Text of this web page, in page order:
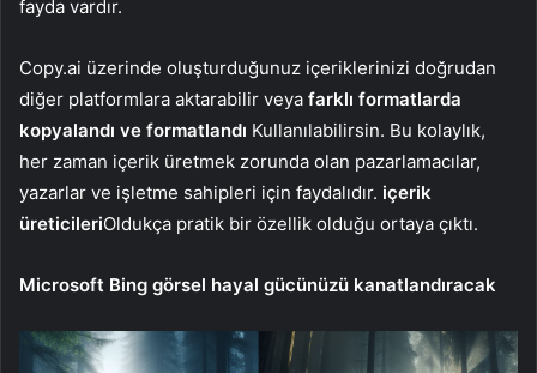
fayda vardır.
Copy.ai üzerinde oluşturduğunuz içeriklerinizi doğrudan
diğer platformlara aktarabilir veya farklı formatlarda
kopyalandı ve formatlandı Kullanılabilirsin. Bu kolaylık,
her zaman içerik üretmek zorunda olan pazarlamacılar,
yazarlar ve işletme sahipleri için faydalıdır. içerik
üreticileriOldukça pratik bir özellik olduğu ortaya çıktı.
Microsoft Bing görsel hayal gücünüzü kanatlandıracak